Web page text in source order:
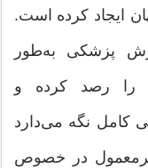
ایجاد کرده است.
پزشکی به‌طور
را رصد کرده و
کامل نگه می‌دارد
در خصوص